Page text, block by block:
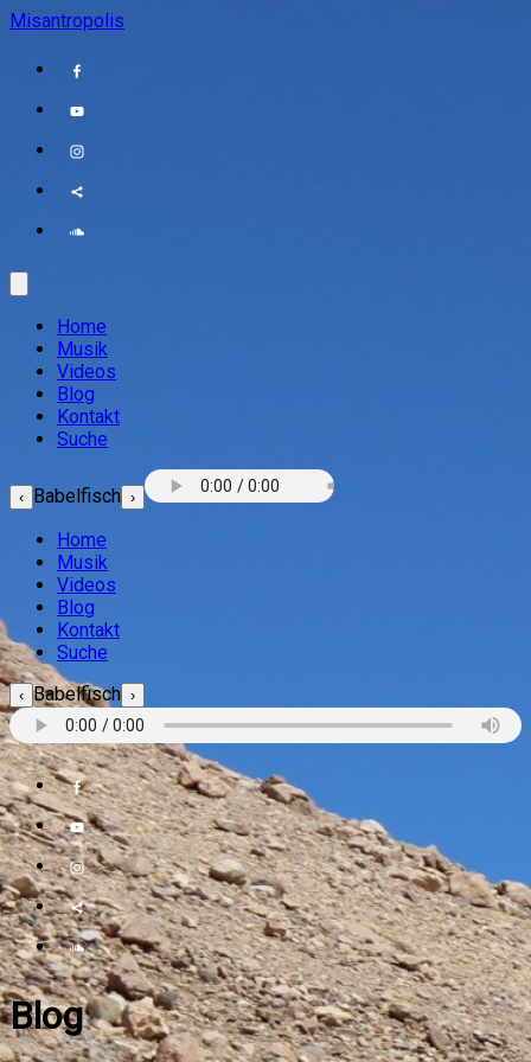
Misantropolis
Home
Musik
Videos
Blog
Kontakt
Suche
‹ Babelfisch ›
Home
Musik
Videos
Blog
Kontakt
Suche
‹ Babelfisch ›
Blog